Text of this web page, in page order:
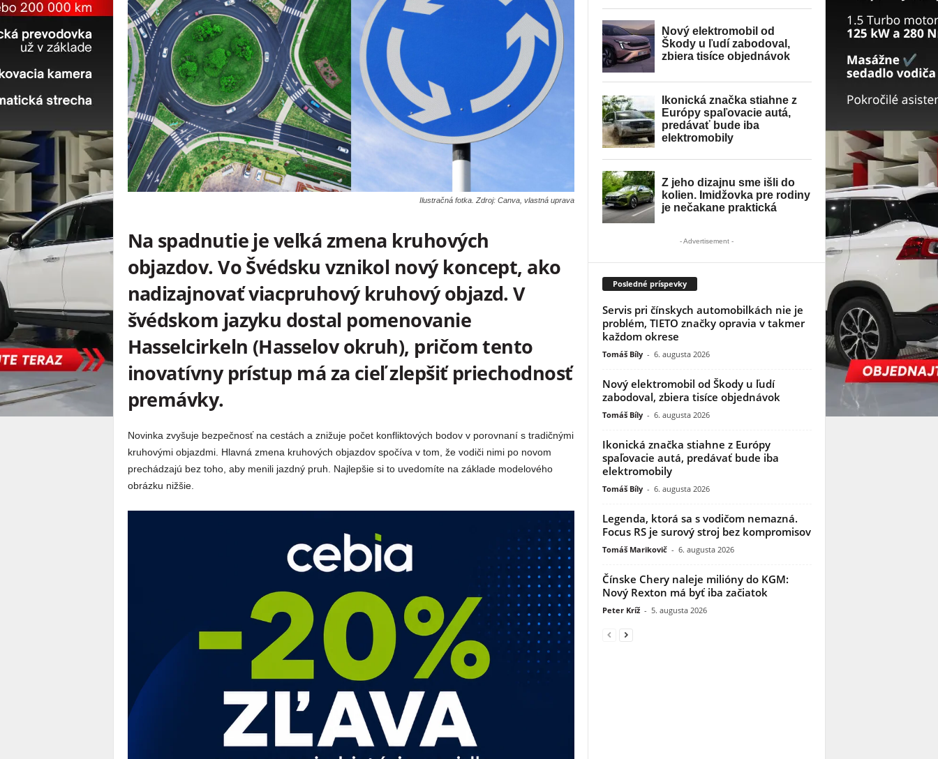
Ilustračná fotka. Zdroj: Canva, vlastná uprava
Na spadnutie je veľká zmena kruhových
objazdov. Vo Švédsku vznikol nový koncept, ako
nadizajnovať viacpruhový kruhový objazd. V
švédskom jazyku dostal pomenovanie
Hasselcirkeln (Hasselov okruh), pričom tento
inovatívny prístup má za cieľ zlepšiť priechodnosť
premávky.
Novinka zvyšuje bezpečnosť na cestách a znižuje počet konfliktových bodov v porovnaní s tradičnými
kruhovými objazdmi. Hlavná zmena kruhových objazdov spočíva v tom, že vodiči nimi po novom
prechádzajú bez toho, aby menili jazdný pruh. Najlepšie si to uvedomíte na základe modelového
obrázku nižšie.
- Advertisement -
Posledné príspevky
Servis pri čínskych automobilkách nie je
problém, TIETO značky opravia v takmer
každom okrese
Tomáš Bíly - 6. augusta 2026
Nový elektromobil od Škody u ľudí
zabodoval, zbiera tisíce objednávok
Tomáš Bíly - 6. augusta 2026
Ikonická značka stiahne z Európy
spaľovacie autá, predávať bude iba
elektromobily
Tomáš Bíly - 6. augusta 2026
Legenda, ktorá sa s vodičom nemazná.
Focus RS je surový stroj bez kompromisov
Tomáš Marikovič - 6. augusta 2026
Čínske Chery naleje milióny do KGM:
Nový Rexton má byť iba začiatok
Peter Kríž - 5. augusta 2026